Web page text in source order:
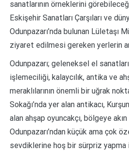
sanatlarının örneklerini
Eskişehir Sanatları Çarşıları ve
Odunpazarı’nda bulunan Lületaşı
ziyaret edilmesi gereken yerlerin
Odunpazarı; geleneksel el
işlemeciliği, kalaycılık, antika ve
meraklılarının önemli bir uğrak
Sokağı’nda yer alan antikacı,
alan ahşap oyuncakçı, bölgeye
Odunpazarı’ndan küçük ama çok
sevdiklerine hoş bir sürpriz yapma